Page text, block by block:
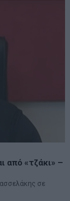
από «τζάκι» –
σε